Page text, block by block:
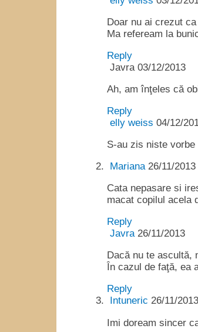
Doar nu ai crezut
Ma refeream la
Reply
Javra 03/12/2013
Ah, am înţeles că
Reply
elly weiss 04/12/
S-au zis niste
Mariana 26/11/2013
Cata nepasare si
macat copilul acela
Reply
Javra 26/11/2013
Dacă nu te ascultă,
În cazul de faţă, ea
Reply
Intuneric 26/11/2013
Imi doream sincer